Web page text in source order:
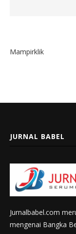
Mampirklik
JURNAL BABEL
Jurnalbabel.com
mengenai Bangka